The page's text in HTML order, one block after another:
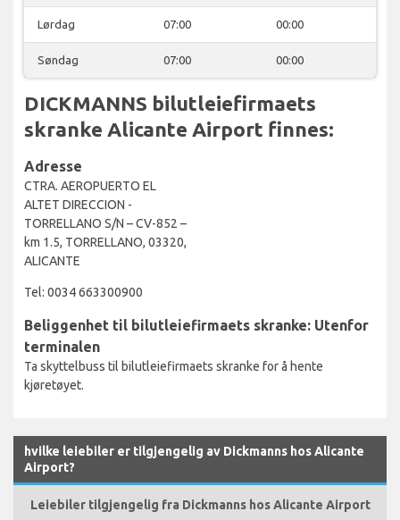
Lørdag 07:00 00:00
Søndag 07:00 00:00
DICKMANNS bilutleiefirmaets
skranke Alicante Airport finnes:
Adresse
CTRA. AEROPUERTO EL
ALTET DIRECCION -
TORRELLANO S/N – CV-852 –
km 1.5, TORRELLANO, 03320,
ALICANTE
Tel: 0034 663300900
Beliggenhet til bilutleiefirmaets skranke: Utenfor
terminalen
Ta skyttelbuss til bilutleiefirmaets skranke for å hente
kjøretøyet.
hvilke leiebiler er tilgjengelig av Dickmanns hos Alicante
Airport?
Leiebiler tilgjengelig fra Dickmanns hos Alicante Airport